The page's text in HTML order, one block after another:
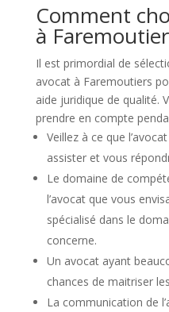
Comment
à
Il est primordial de
avocat à Faremoutiers
aide juridique de qualité.
prendre en compte
Veillez à ce que
assister et vous
Le domaine de
l’avocat que vous
spécialisé dans le
concerne.
Un avocat ayant
chances de maitriser
La communication de